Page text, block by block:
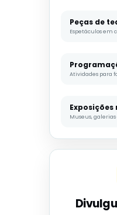
Peças de
Espetáculos em
Atividades para
Exposições
Museus,